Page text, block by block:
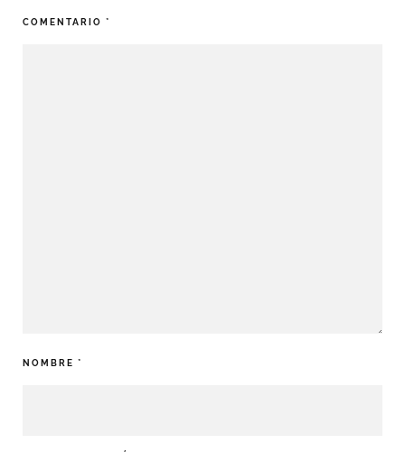
COMENTARIO *
NOMBRE *